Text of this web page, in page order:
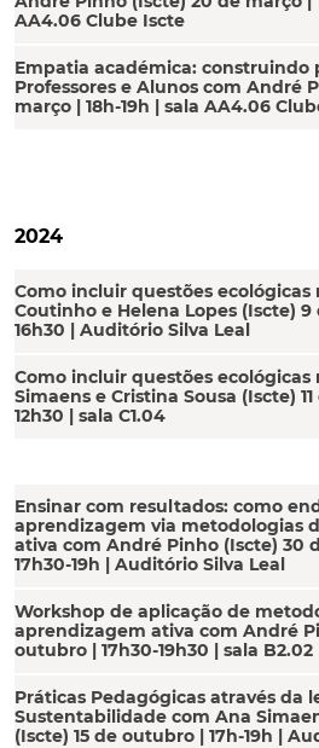
AA4.06 Clube Iscte
Empatia académica: construindo
Professores e Alunos com André
março | 18h-19h | sala AA4.06
2024
Como incluir questões ecológicas
Coutinho e Helena Lopes (Iscte) 9
16h30 | Auditório Silva Leal
Como incluir questões ecológicas
Simaens e Cristina Sousa (Iscte)
12h30 | sala C1.04
Ensinar com resultados: como
aprendizagem via metodologias
ativa com André Pinho (Iscte) 30
17h30-19h | Auditório Silva Leal
Workshop de aplicação de
aprendizagem ativa com André
outubro | 17h30-19h30 | sala B2.02
Práticas Pedagógicas através da
Sustentabilidade com Ana
(Iscte) 15 de outubro | 17h-19h |